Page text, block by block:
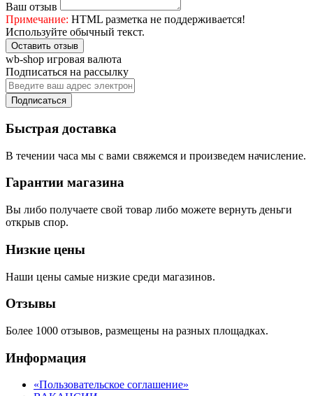
Ваш отзыв
Примечание: HTML разметка не поддерживается!
Используйте обычный текст.
Оставить отзыв
wb-shop игровая валюта
Подписаться на рассылку
Подписаться
Быстрая доставка
В течении часа мы с вами свяжемся и произведем начисление.
Гарантии магазина
Вы либо получаете свой товар либо можете вернуть деньги
открыв спор.
Низкие цены
Наши цены самые низкие среди магазинов.
Отзывы
Более 1000 отзывов, размещены на разных площадках.
Информация
«Пользовательское соглашение»